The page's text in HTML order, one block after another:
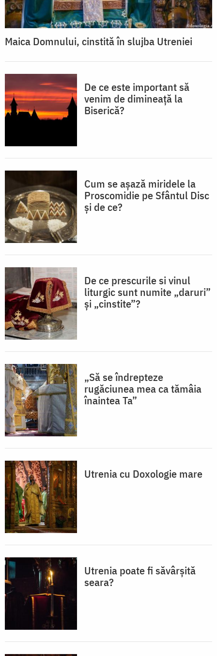
Maica Domnului, cinstită în slujba Utreniei
De ce este important să
venim de dimineață la
Biserică?
Cum se așază miridele la
Proscomidie pe Sfântul Disc
și de ce?
De ce prescurile si vinul
liturgic sunt numite „daruri”
și „cinstite”?
„Să se îndrepteze
rugăciunea mea ca tămâia
înaintea Ta”
Utrenia cu Doxologie mare
Utrenia poate fi săvârșită
seara?